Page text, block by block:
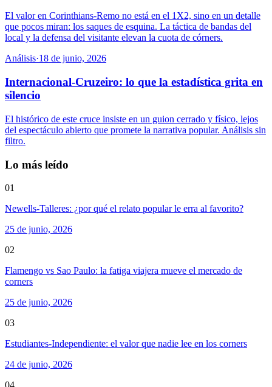
El valor en Corinthians-Remo no está en el 1X2, sino en un detalle
que pocos miran: los saques de esquina. La táctica de bandas del
local y la defensa del visitante elevan la cuota de córners.
Análisis·18 de junio, 2026
Internacional-Cruzeiro: lo que la estadística grita en
silencio
El histórico de este cruce insiste en un guion cerrado y físico, lejos
del espectáculo abierto que promete la narrativa popular. Análisis sin
filtro.
Lo más leído
01
Newells-Talleres: ¿por qué el relato popular le erra al favorito?
25 de junio, 2026
02
Flamengo vs Sao Paulo: la fatiga viajera mueve el mercado de
corners
25 de junio, 2026
03
Estudiantes-Independiente: el valor que nadie lee en los corners
24 de junio, 2026